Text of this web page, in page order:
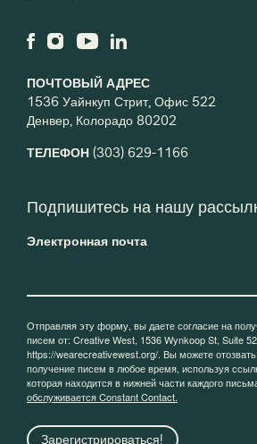
ПОЧТОВЫЙ АДРЕС
1536 Уайнкуп Стрит, Офис 522
Денвер, Колорадо 80202
ТЕЛЕФОН (303) 629-1166
Подпишитесь на нашу
Электронная почта
Отправляя эту форму, вы даете согласие на
писем от: Creative West, 1536 Wynkoop St, Suite
https://wearecreativewest.org/. Вы можете
получение писем в любое время, используя
которая находится в нижней части каждого
обслуживается Constant Contact.
Зарегистрироваться!